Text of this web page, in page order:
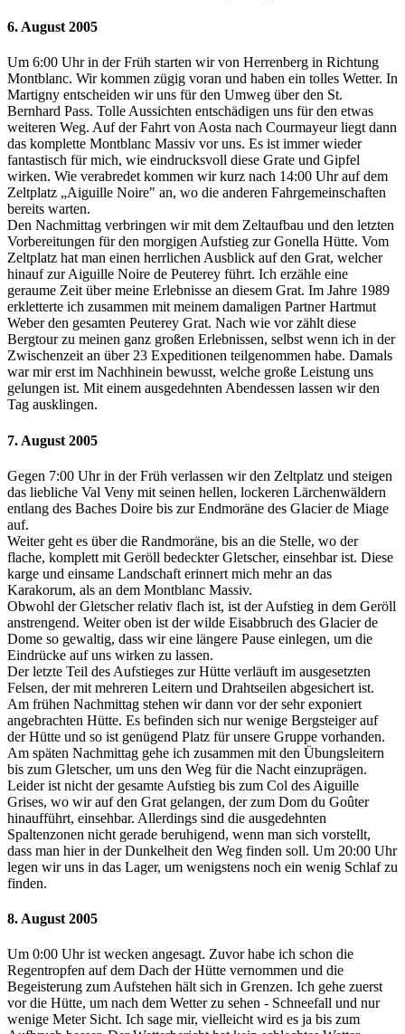
6. August 2005
Um 6:00 Uhr in der Früh starten wir von Herrenberg in Richtung
Montblanc. Wir kommen zügig voran und haben ein tolles Wetter. In
Martigny entscheiden wir uns für den Umweg über den St.
Bernhard Pass. Tolle Aussichten entschädigen uns für den etwas
weiteren Weg. Auf der Fahrt von Aosta nach Courmayeur liegt dann
das komplette Montblanc Massiv vor uns. Es ist immer wieder
fantastisch für mich, wie eindrucksvoll diese Grate und Gipfel
wirken. Wie verabredet kommen wir kurz nach 14:00 Uhr auf dem
Zeltplatz „Aiguille Noire" an, wo die anderen Fahrgemeinschaften
bereits warten.
Den Nachmittag verbringen wir mit dem Zeltaufbau und den letzten
Vorbereitungen für den morgigen Aufstieg zur Gonella Hütte. Vom
Zeltplatz hat man einen herrlichen Ausblick auf den Grat, welcher
hinauf zur Aiguille Noire de Peuterey führt. Ich erzähle eine
geraume Zeit über meine Erlebnisse an diesem Grat. Im Jahre 1989
erkletterte ich zusammen mit meinem damaligen Partner Hartmut
Weber den gesamten Peuterey Grat. Nach wie vor zählt diese
Bergtour zu meinen ganz großen Erlebnissen, selbst wenn ich in der
Zwischenzeit an über 23 Expeditionen teilgenommen habe. Damals
war mir erst im Nachhinein bewusst, welche große Leistung uns
gelungen ist. Mit einem ausgedehnten Abendessen lassen wir den
Tag ausklingen.
7. August 2005
Gegen 7:00 Uhr in der Früh verlassen wir den Zeltplatz und steigen
das liebliche Val Veny mit seinen hellen, lockeren Lärchenwäldern
entlang des Baches Doire bis zur Endmoräne des Glacier de Miage
auf.
Weiter geht es über die Randmoräne, bis an die Stelle, wo der
flache, komplett mit Geröll bedeckter Gletscher, einsehbar ist. Diese
karge und einsame Landschaft erinnert mich mehr an das
Karakorum, als an dem Montblanc Massiv.
Obwohl der Gletscher relativ flach ist, ist der Aufstieg in dem Geröll
anstrengend. Weiter oben ist der wilde Eisabbruch des Glacier de
Dome so gewaltig, dass wir eine längere Pause einlegen, um die
Eindrücke auf uns wirken zu lassen.
Der letzte Teil des Aufstieges zur Hütte verläuft im ausgesetzten
Felsen, der mit mehreren Leitern und Drahtseilen abgesichert ist.
Am frühen Nachmittag stehen wir dann vor der sehr exponiert
angebrachten Hütte. Es befinden sich nur wenige Bergsteiger auf
der Hütte und so ist genügend Platz für unsere Gruppe vorhanden.
Am späten Nachmittag gehe ich zusammen mit den Übungsleitern
bis zum Gletscher, um uns den Weg für die Nacht einzuprägen.
Leider ist nicht der gesamte Aufstieg bis zum Col des Aiguille
Grises, wo wir auf den Grat gelangen, der zum Dom du Goûter
hinaufführt, einsehbar. Allerdings sind die ausgedehnten
Spaltenzonen nicht gerade beruhigend, wenn man sich vorstellt,
dass man hier in der Dunkelheit den Weg finden soll. Um 20:00 Uhr
legen wir uns in das Lager, um wenigstens noch ein wenig Schlaf zu
finden.
8. August 2005
Um 0:00 Uhr ist wecken angesagt. Zuvor habe ich schon die
Regentropfen auf dem Dach der Hütte vernommen und die
Begeisterung zum Aufstehen hält sich in Grenzen. Ich gehe zuerst
vor die Hütte, um nach dem Wetter zu sehen - Schneefall und nur
wenige Meter Sicht. Ich sage mir, vielleicht wird es ja bis zum